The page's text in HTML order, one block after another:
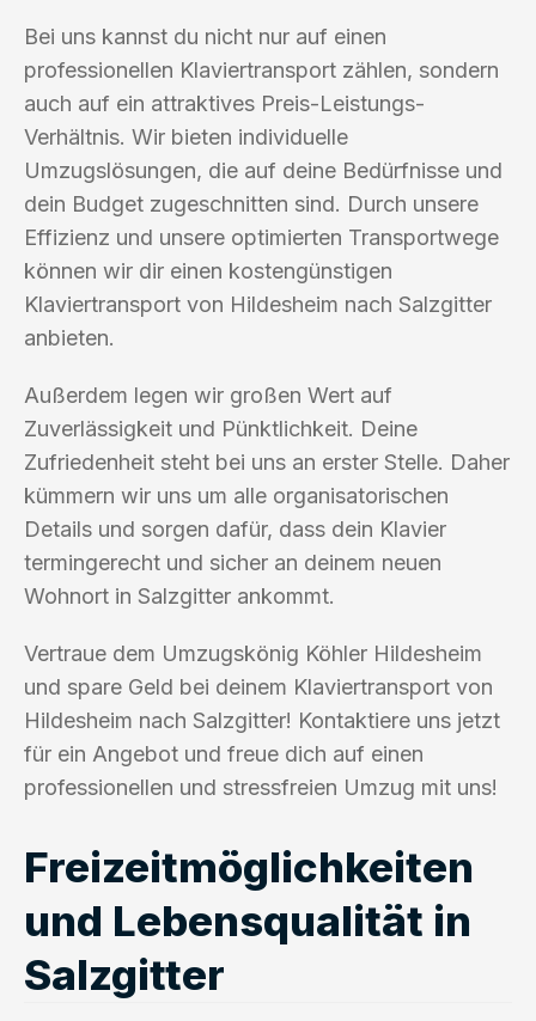
Bei uns kannst du nicht nur auf einen
professionellen Klaviertransport zählen, sondern
auch auf ein attraktives Preis-Leistungs-
Verhältnis. Wir bieten individuelle
Umzugslösungen, die auf deine Bedürfnisse und
dein Budget zugeschnitten sind. Durch unsere
Effizienz und unsere optimierten Transportwege
können wir dir einen kostengünstigen
Klaviertransport von Hildesheim nach Salzgitter
anbieten.
Außerdem legen wir großen Wert auf
Zuverlässigkeit und Pünktlichkeit. Deine
Zufriedenheit steht bei uns an erster Stelle. Daher
kümmern wir uns um alle organisatorischen
Details und sorgen dafür, dass dein Klavier
termingerecht und sicher an deinem neuen
Wohnort in Salzgitter ankommt.
Vertraue dem Umzugskönig Köhler Hildesheim
und spare Geld bei deinem Klaviertransport von
Hildesheim nach Salzgitter! Kontaktiere uns jetzt
für ein Angebot und freue dich auf einen
professionellen und stressfreien Umzug mit uns!
Freizeitmöglichkeiten
und Lebensqualität in
Salzgitter